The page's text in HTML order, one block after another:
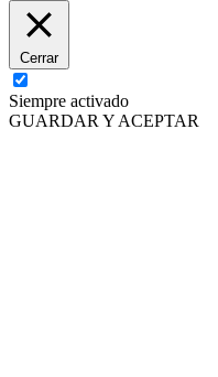
Cerrar
Siempre activado
GUARDAR Y ACEPTAR